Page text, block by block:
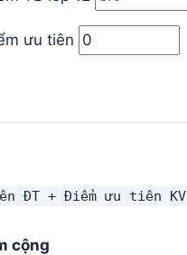
ưu tiên
ĐT + Điểm ưu tiên KV
cộng